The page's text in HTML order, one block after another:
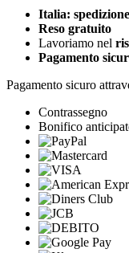
Italia:
Reso gratuito
Lavoriamo nel
Pagamento
Pagamento sicuro
Contrassegno
Bonifico